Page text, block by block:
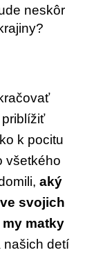
neskôr
k pocitu
všetkého
aký
svojich
matky
našich detí